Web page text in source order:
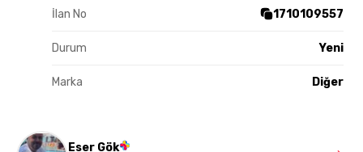
İlan No 1710109557
Durum Yeni
Marka Diğer
Eser Gök